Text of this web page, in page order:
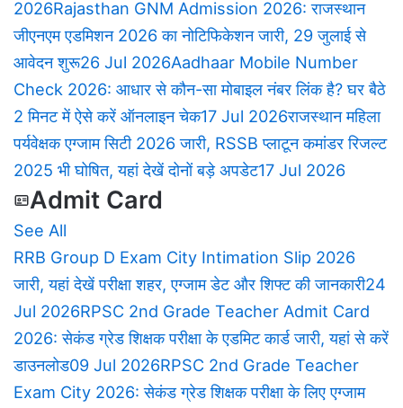
2026Rajasthan GNM Admission 2026: राजस्थान
जीएनएम एडमिशन 2026 का नोटिफिकेशन जारी, 29 जुलाई से
आवेदन शुरू26 Jul 2026Aadhaar Mobile Number
Check 2026: आधार से कौन-सा मोबाइल नंबर लिंक है? घर बैठे
2 मिनट में ऐसे करें ऑनलाइन चेक17 Jul 2026राजस्थान महिला
पर्यवेक्षक एग्जाम सिटी 2026 जारी, RSSB प्लाटून कमांडर रिजल्ट
2025 भी घोषित, यहां देखें दोनों बड़े अपडेट17 Jul 2026
Admit Card
See All
RRB Group D Exam City Intimation Slip 2026
जारी, यहां देखें परीक्षा शहर, एग्जाम डेट और शिफ्ट की जानकारी24
Jul 2026RPSC 2nd Grade Teacher Admit Card
2026: सेकंड ग्रेड शिक्षक परीक्षा के एडमिट कार्ड जारी, यहां से करें
डाउनलोड09 Jul 2026RPSC 2nd Grade Teacher
Exam City 2026: सेकंड ग्रेड शिक्षक परीक्षा के लिए एग्जाम